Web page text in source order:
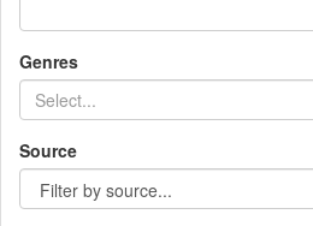
Genres
Source